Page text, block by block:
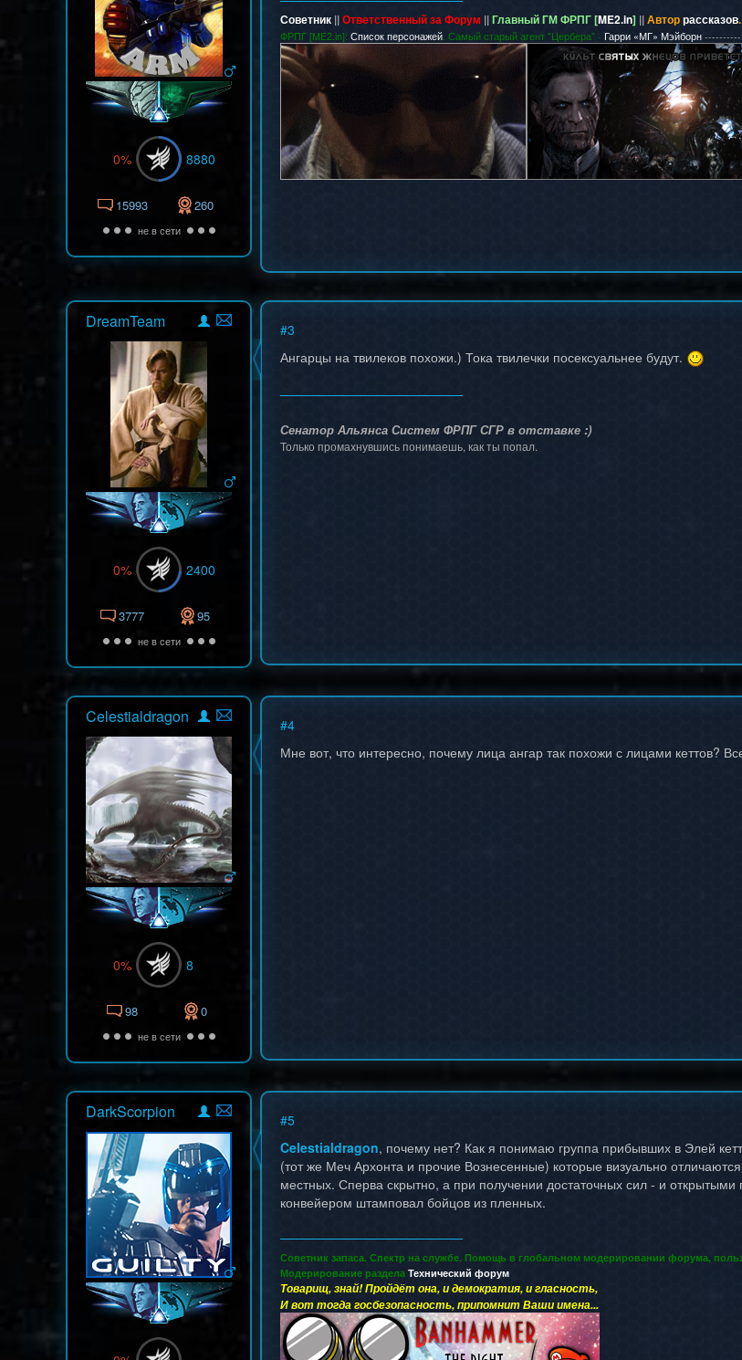
0% 8880
15993 260
не в сети
Советник ||Ответственный за Форум ||Главный ГМ ФРПГ [ME2.in] ||Авторрассказов.
ФРПГ [ME2.in]: Список персонажей. Самый старый агент "Цербера" - Гарри «МГ» Мэйборн
DreamTeam
0% 2400
3777 95
не в сети
#3
Ангарцы на твилеков похожи.) Тока твилечки посексуальнее будут.
Сенатор Альянса Систем ФРПГ СГР в отставке :)
Только промахнувшись понимаешь, как ты попал.
Celestialdragon
0% 8
98 0
не в сети
#4
Мне вот, что интересно, почему лица ангар так похожи с лицами кеттов?
DarkScorpion #5
Celestialdragon, почему нет? Как я понимаю группа прибывших в Элей
(тот же Меч Архонта и прочие Вознесенные) которые визуально
местных. Сперва скрытно, а при получении достаточных сил - и
конвейером штамповал бойцов из пленных.
Советник запаса. Спектр на службе. Помощь в глобальном модерировании форума,
Модерирование раздела Технический форум
Товарищ, знай! Пройдёт она, и демократия, и гласность,
И вот тогда госбезопасность, припомнит Ваши имена...